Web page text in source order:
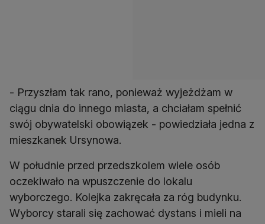
- Przyszłam tak rano, ponieważ wyjeżdżam w
ciągu dnia do innego miasta, a chciałam spełnić
swój obywatelski obowiązek - powiedziała jedna z
mieszkanek Ursynowa.
W południe przed przedszkolem wiele osób
oczekiwało na wpuszczenie do lokalu
wyborczego. Kolejka zakręcała za róg budynku.
Wyborcy starali się zachować dystans i mieli na